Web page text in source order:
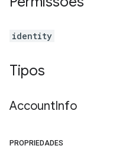
identity
Tipos
AccountInfo
PROPRIEDADES